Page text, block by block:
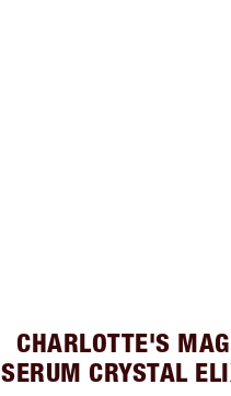
CHARLOTTE'S
SERUM CRYSTAL